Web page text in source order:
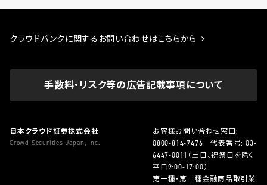
クラウドバンクに関するお問い合わせはこちらから
手数料・リスク等の広告記載事項について
日本クラウド証券株式会社
Crowd Securities Japan, Inc.
お客様お問い合わせ窓口:
0800-814-7476 代表番号:03-
6447-0011 （土日、祝祭日を除く
平日9:00-17:00）
第一種・第二種金融商品取引業